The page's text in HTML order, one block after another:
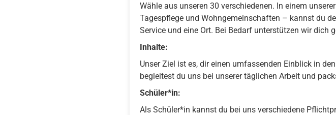
Wähle aus unseren 30 verschiedenen. In einem
Tagespflege und Wohngemeinschaften – kannst du
Service und eine Ort. Bei Bedarf unterstützen wir dich
Inhalte:
Unser Ziel ist es, dir einen umfassenden Einblick in
begleitest du uns bei unserer täglichen Arbeit und
Schüler*in:
Als Schüler*in kannst du bei uns verschiedene